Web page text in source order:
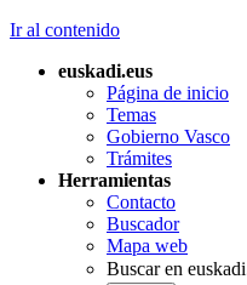
Ir al contenido
euskadi.eus
Página de inicio
Temas
Gobierno Vasco
Trámites
Herramientas
Contacto
Buscador
Mapa web
Buscar en